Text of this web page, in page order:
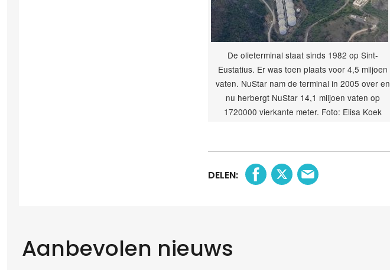
De olieterminal staat sinds 1982 op Sint-
Eustatius. Er was toen plaats voor 4,5 miljoen
vaten. NuStar nam de terminal in 2005 over en
nu herbergt NuStar 14,1 miljoen vaten op
1720000 vierkante meter. Foto: Elisa Koek
DELEN:
Aanbevolen nieuws